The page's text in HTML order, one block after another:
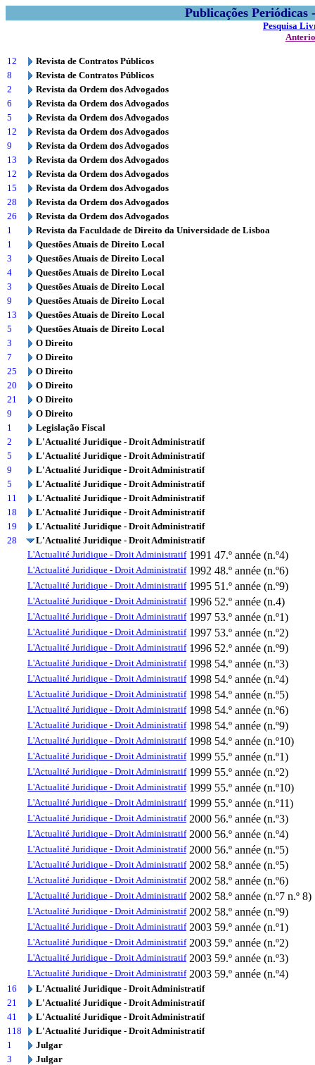
Publicações
Pesquisa
12
Revista de Contratos Públicos
8
Revista de Contratos Públicos
2
Revista da Ordem dos Advogados
6
Revista da Ordem dos Advogados
5
Revista da Ordem dos Advogados
12
Revista da Ordem dos Advogados
9
Revista da Ordem dos Advogados
13
Revista da Ordem dos Advogados
12
Revista da Ordem dos Advogados
15
Revista da Ordem dos Advogados
28
Revista da Ordem dos Advogados
26
Revista da Ordem dos Advogados
1
Revista da Faculdade de Direito da Universidade de Lisboa
1
Questões Atuais de Direito Local
3
Questões Atuais de Direito Local
4
Questões Atuais de Direito Local
3
Questões Atuais de Direito Local
9
Questões Atuais de Direito Local
13
Questões Atuais de Direito Local
5
Questões Atuais de Direito Local
3
O Direito
7
O Direito
25
O Direito
20
O Direito
21
O Direito
9
O Direito
1
Legislação Fiscal
2
L'Actualité Juridique - Droit Administratif
5
L'Actualité Juridique - Droit Administratif
9
L'Actualité Juridique - Droit Administratif
5
L'Actualité Juridique - Droit Administratif
11
L'Actualité Juridique - Droit Administratif
18
L'Actualité Juridique - Droit Administratif
19
L'Actualité Juridique - Droit Administratif
28
L'Actualité Juridique - Droit Administratif
L'Actualité Juridique - Droit Administratif 1991 47.º année (n.º4)
L'Actualité Juridique - Droit Administratif 1992 48.º année (n.º6)
L'Actualité Juridique - Droit Administratif 1995 51.º année (n.º9)
L'Actualité Juridique - Droit Administratif 1996 52.º année (n.4)
L'Actualité Juridique - Droit Administratif 1997 53.º année (n.º1)
L'Actualité Juridique - Droit Administratif 1997 53.º année (n.º2)
L'Actualité Juridique - Droit Administratif 1996 52.º année (n.º9)
L'Actualité Juridique - Droit Administratif 1998 54.º année (n.º3)
L'Actualité Juridique - Droit Administratif 1998 54.º année (n.º4)
L'Actualité Juridique - Droit Administratif 1998 54.º année (n.º5)
L'Actualité Juridique - Droit Administratif 1998 54.º année (n.º6)
L'Actualité Juridique - Droit Administratif 1998 54.º année (n.º9)
L'Actualité Juridique - Droit Administratif 1998 54.º année (n.º10)
L'Actualité Juridique - Droit Administratif 1999 55.º année (n.º1)
L'Actualité Juridique - Droit Administratif 1999 55.º année (n.º2)
L'Actualité Juridique - Droit Administratif 1999 55.º année (n.º10)
L'Actualité Juridique - Droit Administratif 1999 55.º année (n.º11)
L'Actualité Juridique - Droit Administratif 2000 56.º année (n.º3)
L'Actualité Juridique - Droit Administratif 2000 56.º année (n.º4)
L'Actualité Juridique - Droit Administratif 2000 56.º année (n.º5)
L'Actualité Juridique - Droit Administratif 2002 58.º année (n.º5)
L'Actualité Juridique - Droit Administratif 2002 58.º année (n.º6)
L'Actualité Juridique - Droit Administratif 2002 58.º année (n.º7 n.º 8)
L'Actualité Juridique - Droit Administratif 2002 58.º année (n.º9)
L'Actualité Juridique - Droit Administratif 2003 59.º année (n.º1)
L'Actualité Juridique - Droit Administratif 2003 59.º année (n.º2)
L'Actualité Juridique - Droit Administratif 2003 59.º année (n.º3)
L'Actualité Juridique - Droit Administratif 2003 59.º année (n.º4)
16
L'Actualité Juridique - Droit Administratif
21
L'Actualité Juridique - Droit Administratif
41
L'Actualité Juridique - Droit Administratif
118
L'Actualité Juridique - Droit Administratif
1
Julgar
3
Julgar